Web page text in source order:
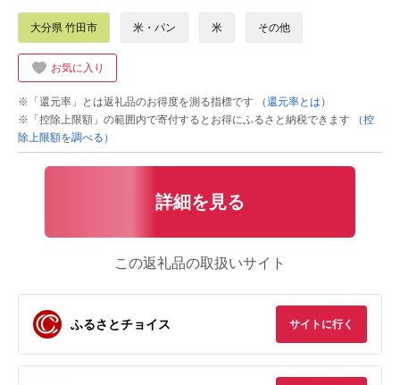
大分県 竹田市 米・パン 米 その他
お気に入り
※「還元率」とは返礼品のお得度を測る指標です
（還元率とは）
※「控除上限額」の範囲内で寄付するとお得にふるさと納税できます
（控
除上限額を調べる）
詳細を見る
この返礼品の取扱いサイト
ふるさとチョイス サイトに行く